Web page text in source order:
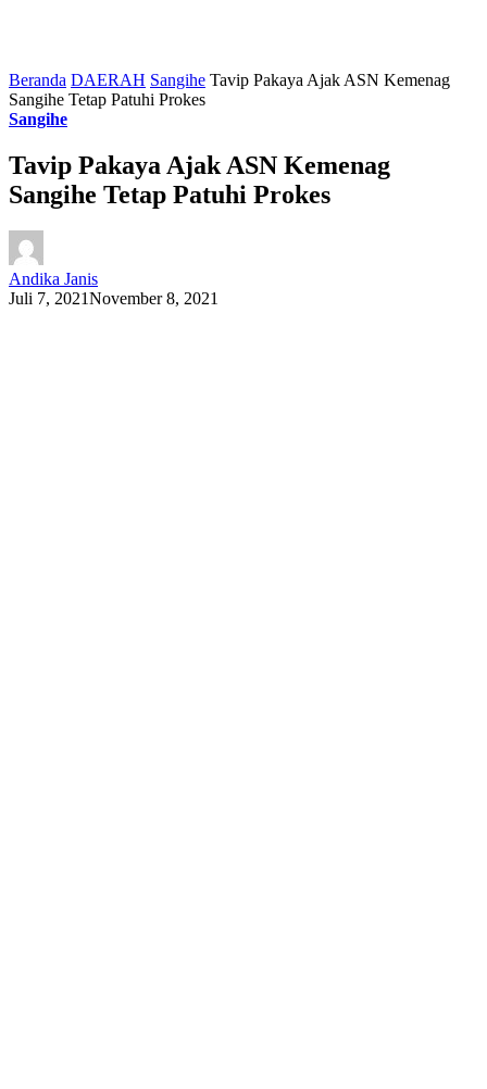
Beranda DAERAH Sangihe Tavip Pakaya Ajak ASN Kemenag
Sangihe Tetap Patuhi Prokes
Sangihe
Tavip Pakaya Ajak ASN Kemenag
Sangihe Tetap Patuhi Prokes
Andika Janis
Juli 7, 2021November 8, 2021